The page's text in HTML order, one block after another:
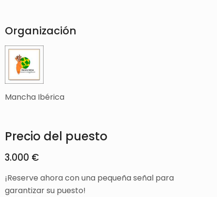
Organización
Mancha Ibérica
Precio del puesto
3.000 €
¡Reserve ahora con una pequeña señal para
garantizar su puesto!